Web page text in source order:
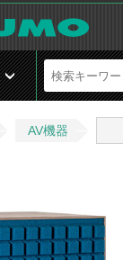
AV機器